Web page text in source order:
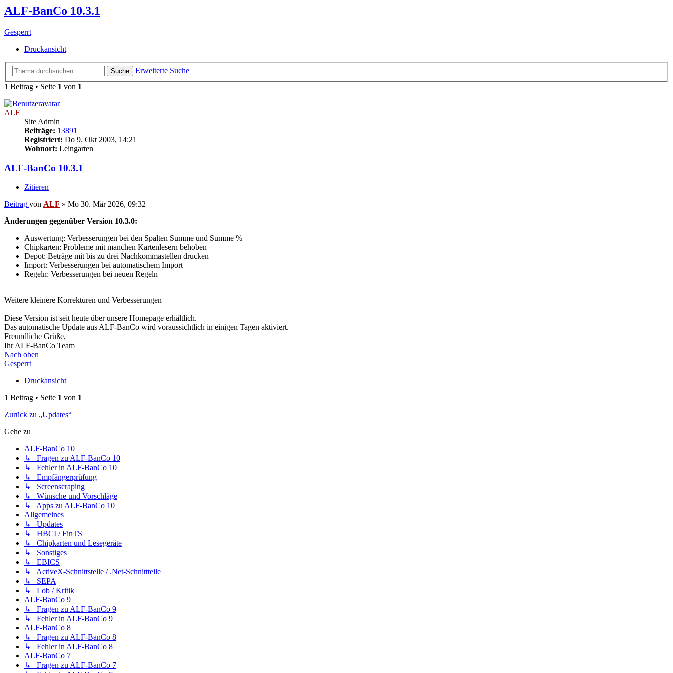
ALF-BanCo 10.3.1
Gesperrt
Druckansicht
Suche
Erweiterte Suche
1 Beitrag • Seite 1 von 1
ALF
Site Admin
Beiträge: 13891
Registriert: Do 9. Okt 2003, 14:21
Wohnort: Leingarten
ALF-BanCo 10.3.1
Zitieren
Beitrag von ALF » Mo 30. Mär 2026, 09:32
Änderungen gegenüber Version 10.3.0:
Auswertung: Verbesserungen bei den Spalten Summe und Summe %
Chipkarten: Probleme mit manchen Kartenlesern behoben
Depot: Beträge mit bis zu drei Nachkommastellen drucken
Import: Verbesserungen bei automatischem Import
Regeln: Verbesserungen bei neuen Regeln
Weitere kleinere Korrekturen und Verbesserungen
Diese Version ist seit heute über unsere Homepage erhältlich.
Das automatische Update aus ALF-BanCo wird voraussichtlich in einigen Tagen aktiviert.
Freundliche Grüße,
Ihr ALF-BanCo Team
Nach oben
Gesperrt
Druckansicht
1 Beitrag • Seite 1 von 1
Zurück zu „Updates“
Gehe zu
ALF-BanCo 10
↳ Fragen zu ALF-BanCo 10
↳ Fehler in ALF-BanCo 10
↳ Empfängerprüfung
↳ Screenscraping
↳ Wünsche und Vorschläge
↳ Apps zu ALF-BanCo 10
Allgemeines
↳ Updates
↳ HBCI / FinTS
↳ Chipkarten und Lesegeräte
↳ Sonstiges
↳ EBICS
↳ ActiveX-Schnittstelle / .Net-Schnitttelle
↳ SEPA
↳ Lob / Kritik
ALF-BanCo 9
↳ Fragen zu ALF-BanCo 9
↳ Fehler in ALF-BanCo 9
ALF-BanCo 8
↳ Fragen zu ALF-BanCo 8
↳ Fehler in ALF-BanCo 8
ALF-BanCo 7
↳ Fragen zu ALF-BanCo 7